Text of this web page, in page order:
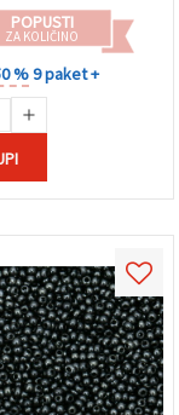
POPUSTI
ZA KOLIČINO
%9 paket +